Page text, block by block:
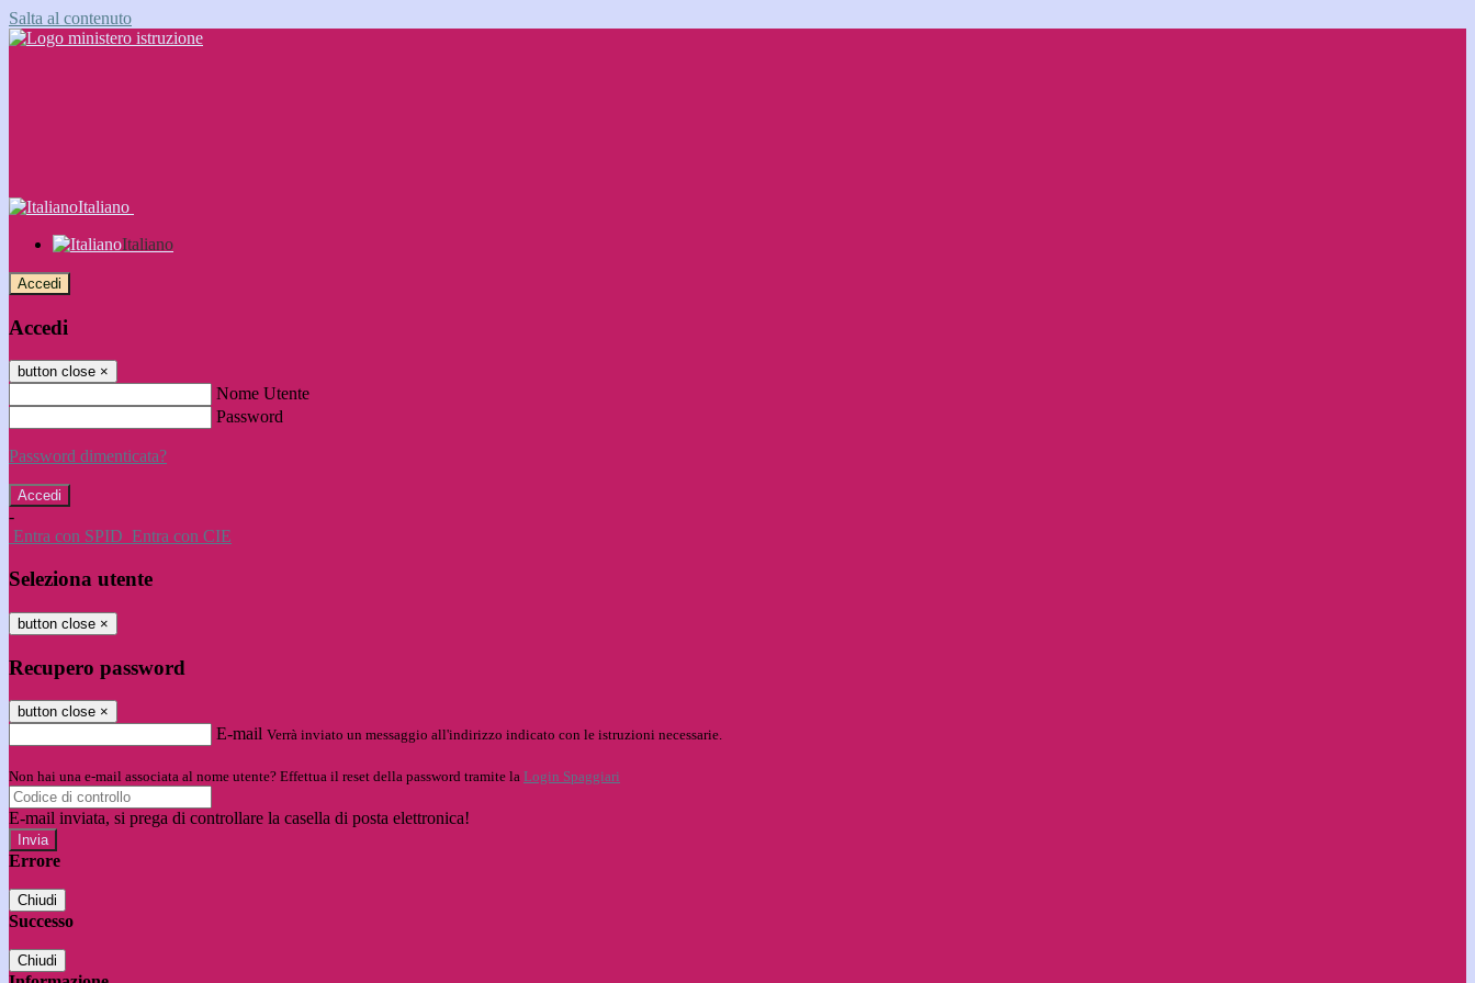
Salta al contenuto
Italiano
Italiano
Accedi
Accedi
button close ×
Nome Utente
Password
Password dimenticata?
-
Entra con SPID Entra con CIE
Seleziona utente
button close ×
Recupero password
button close ×
E-mail Verrà inviato un messaggio all'indirizzo indicato con le istruzioni necessarie.
Non hai una e-mail associata al nome utente? Effettua il reset della password tramite la Login Spaggiari
E-mail inviata, si prega di controllare la casella di posta elettronica!
Errore
Chiudi
Successo
Chiudi